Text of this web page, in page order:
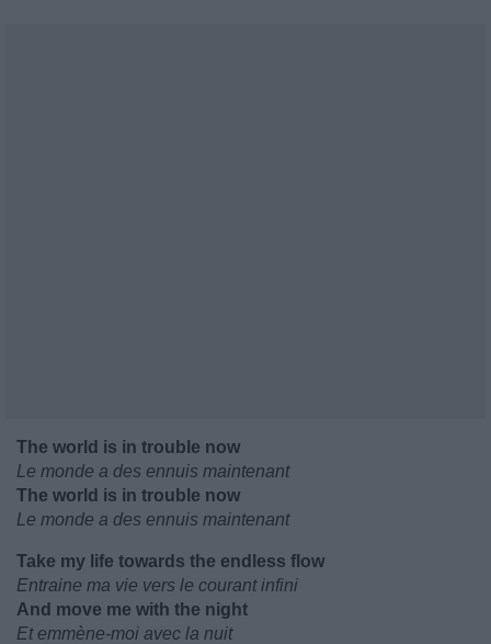
The world is in trouble now
Le monde a des ennuis maintenant
The world is in trouble now
Le monde a des ennuis maintenant
Take my life towards the endless flow
Entraine ma vie vers le courant infini
And move me with the night
Et emmène-moi avec la nuit